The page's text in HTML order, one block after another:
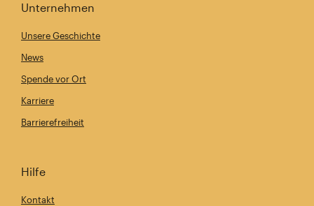
Unternehmen
Unsere Geschichte
News
Spende vor Ort
Karriere
Barrierefreiheit
Hilfe
Kontakt